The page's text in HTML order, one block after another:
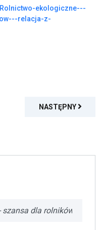
ekologiczne---
relacja-z-
NASTĘPNY